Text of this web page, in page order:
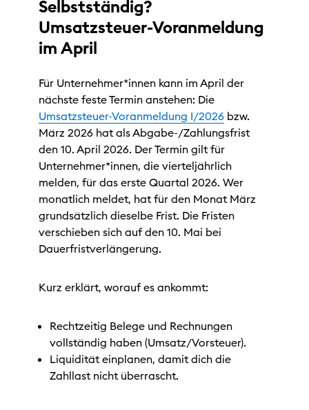
Selbstständig?
Umsatzsteuer-Voranmeldung
im April
Für Unternehmer*innen kann im April der
nächste feste Termin anstehen: Die
Umsatzsteuer-Voranmeldung I/2026bzw.
März 2026 hat als Abgabe-/Zahlungsfrist
den 10. April 2026. Der Termin gilt für
Unternehmer*innen, die vierteljährlich
melden, für das erste Quartal 2026. Wer
monatlich meldet, hat für den Monat März
grundsätzlich dieselbe Frist. Die Fristen
verschieben sich auf den 10. Mai bei
Dauerfristverlängerung.
Kurz erklärt, worauf es ankommt:
Rechtzeitig Belege und Rechnungen
vollständig haben (Umsatz/Vorsteuer).
Liquidität einplanen, damit dich die
Zahllast nicht überrascht.